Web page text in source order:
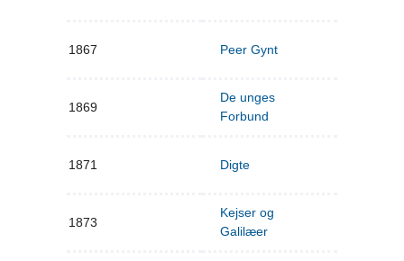
1867 Peer Gynt
1869
De unges
Forbund
1871 Digte
1873
Kejser og
Galilæer